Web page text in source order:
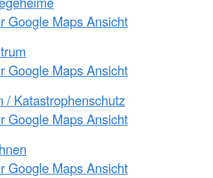
Google Maps Ansicht
Google Maps Ansicht
/ Katastrophenschutz
Google Maps Ansicht
Google Maps Ansicht